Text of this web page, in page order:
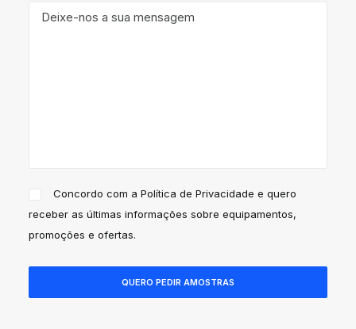
Concordo com aPolítica de Privacidade e quero
receber as últimas informações sobre equipamentos,
promoções e ofertas.